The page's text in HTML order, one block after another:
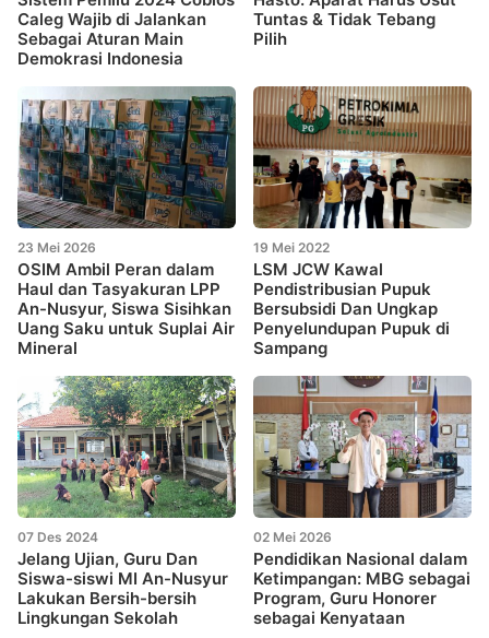
Caleg Wajib di Jalankan
Sebagai Aturan Main
Demokrasi Indonesia
Tuntas & Tidak Tebang
Pilih
23 Mei 2026
OSIM Ambil Peran dalam
Haul dan Tasyakuran LPP
An-Nusyur, Siswa Sisihkan
Uang Saku untuk Suplai Air
Mineral
19 Mei 2022
LSM JCW Kawal
Pendistribusian Pupuk
Bersubsidi Dan Ungkap
Penyelundupan Pupuk di
Sampang
07 Des 2024
Jelang Ujian, Guru Dan
Siswa-siswi MI An-Nusyur
Lakukan Bersih-bersih
Lingkungan Sekolah
02 Mei 2026
Pendidikan Nasional dalam
Ketimpangan: MBG sebagai
Program, Guru Honorer
sebagai Kenyataan